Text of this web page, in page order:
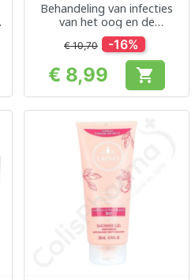
Behandeling van infecties
van het oog en de
slijmvliezen ervan
€ 10,70 -16%
Prijs
€ 8,99 